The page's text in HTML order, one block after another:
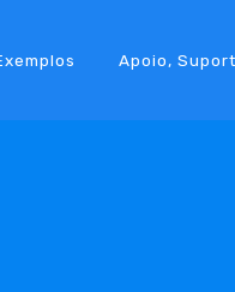
Apoio,